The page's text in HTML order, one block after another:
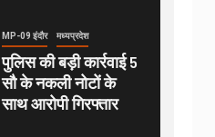
MP-09 इंदौर मध्यप्रदेश
पुलिस की बड़ी कार्रवाई 5
सौ के नकली नोटों के
साथ आरोपी गिरफ्तार